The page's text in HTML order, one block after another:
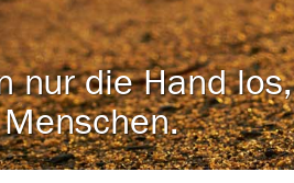
nur die Hand los,